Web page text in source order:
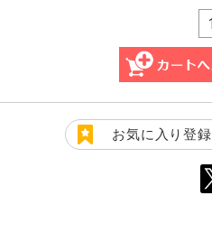
お気に入り登録